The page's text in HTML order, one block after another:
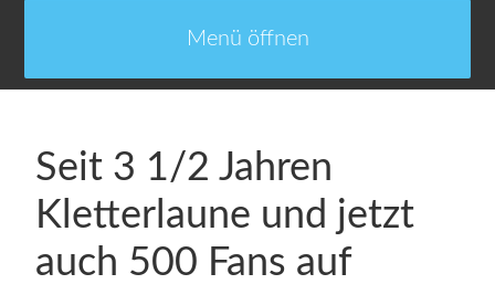
Seit 3 1/2 Jahren
Kletterlaune und jetzt
auch 500 Fans auf